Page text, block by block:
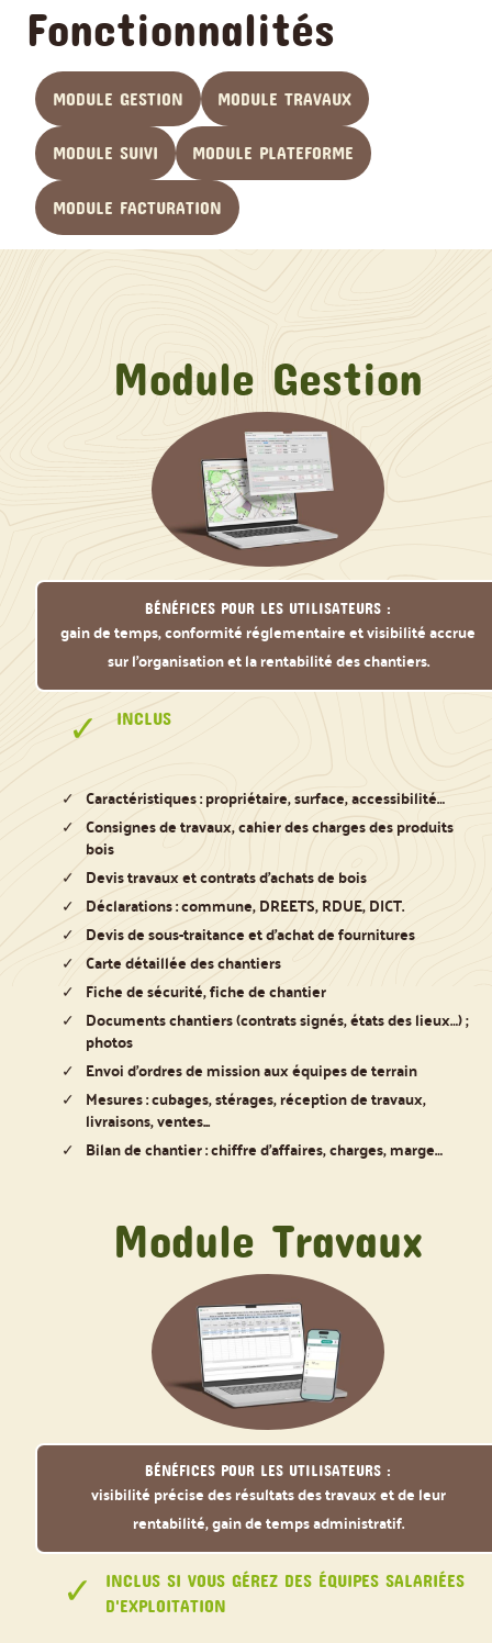
Fonctionnalités
MODULE GESTION MODULE TRAVAUX
MODULE SUIVI MODULE PLATEFORME
MODULE FACTURATION
Bénéfices pour les utilisateurs :
gain de temps, conformité réglementaire et visibilité accrue
sur l’organisation et la rentabilité des chantiers.
Module Gestion
INCLUS
Caractéristiques : propriétaire, surface, accessibilité…
Consignes de travaux, cahier des charges des produits
bois
Devis travaux et contrats d’achats de bois
Déclarations : commune, DREETS, RDUE, DICT.
Devis de sous-traitance et d’achat de fournitures
Carte détaillée des chantiers
Fiche de sécurité, fiche de chantier
Documents chantiers (contrats signés, états des lieux…) ;
photos
Envoi d’ordres de mission aux équipes de terrain
Mesures : cubages, stérages, réception de travaux,
livraisons, ventes...
Bilan de chantier : chiffre d’affaires, charges, marge…
Bénéfices pour les utilisateurs :
visibilité précise des résultats des travaux et de leur
rentabilité, gain de temps administratif.
Module Travaux
INCLUS SI VOUS GÉREZ DES ÉQUIPES SALARIÉES
D'EXPLOITATION